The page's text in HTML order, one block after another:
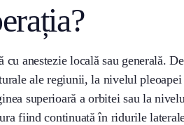
anestezie locală sau generală.
ale regiunii, la nivelul pleoapei
superioară a orbitei sau la
fiind continuată în ridurile